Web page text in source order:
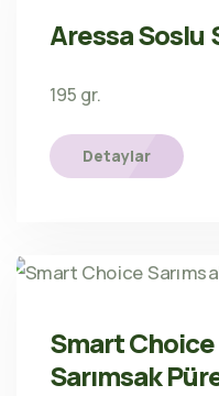
Aressa Soslu
195 gr.
Detaylar
Smart Choice
Sarımsak